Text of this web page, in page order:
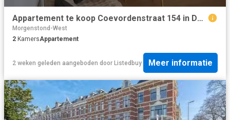
Appartement te koop Coevordenstraat 154 in Den Haag voor € 215.
Morgenstond-West
2 KamersAppartement
2 weken geleden aangeboden door Listedbuy Meer informatie